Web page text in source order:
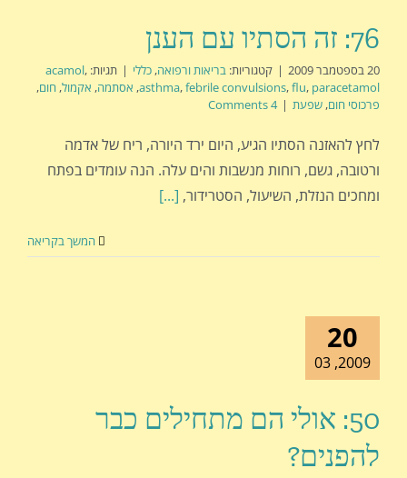
76: זה הסתיו עם הענן
20 בספטמבר 2009 | קטגוריות: בריאות ורפואה, כללי | תגיות: acamol,
asthma,febrile convulsions,flu, paracetamol
, אסתמה, אקמול, חום,
פרכוסי חום, שפעת |
4 Comments
לחץ להאזנה הסתיו הגיע, היום ירד היורה, ריח של אדמה
ורטובה, גשם, רוחות מנשבות והים עלה. הנה עומדים בפתח
ומחכים הנזלת, השיעול, הסטרידור, [...]
המשך בקריאה
20
2009, 03
50: אולי הם מתחילים כבר
להפנים?